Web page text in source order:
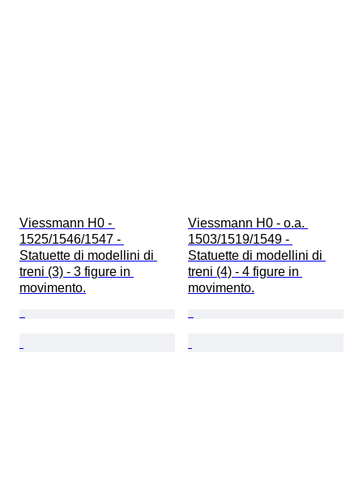
Viessmann H0 -
1525/1546/1547 -
Statuette di modellini di
treni (3) - 3 figure in
movimento.
Viessmann H0 - o.a.
1503/1519/1549 -
Statuette di modellini di
treni (4) - 4 figure in
movimento.